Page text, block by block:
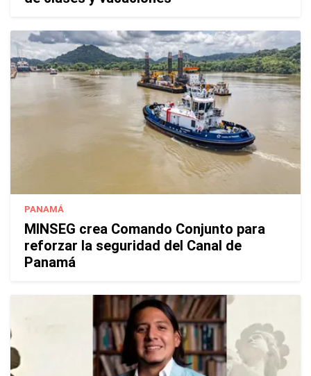
PANAMÁ
MINSEG crea Comando Conjunto para
reforzar la seguridad del Canal de
Panamá